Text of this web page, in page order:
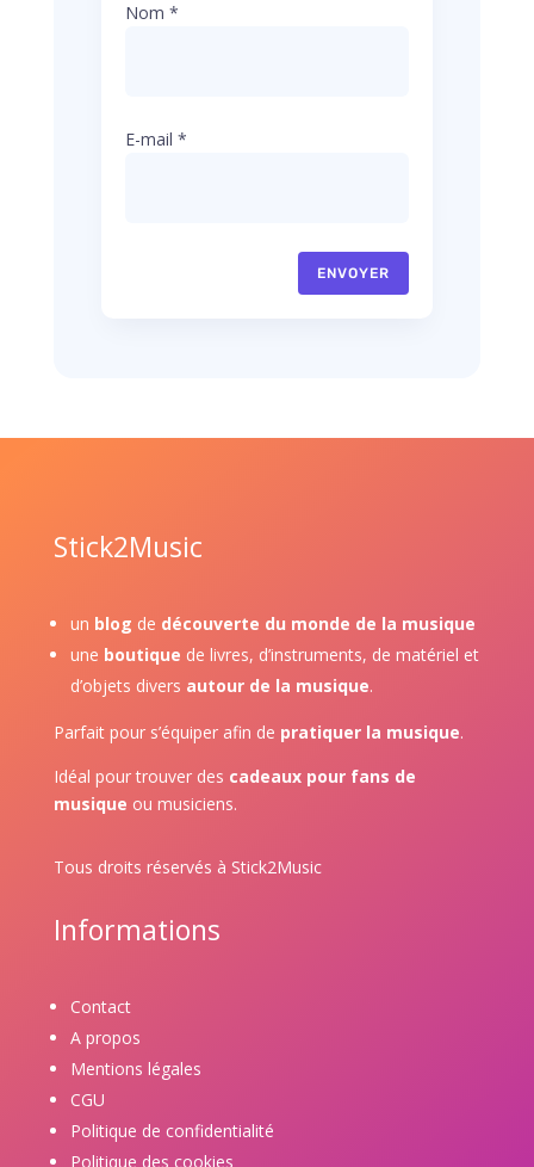
Nom *
E-mail *
ENVOYER
Stick2Music
un blog de découverte du monde de la musique
une boutique de livres, d’instruments, de matériel et
d’objets divers autour de la musique.
Parfait pour s’équiper afin de pratiquer la musique.
Idéal pour trouver des cadeaux pour fans de
musique ou musiciens.
Tous droits réservés à Stick2Music
Informations
Contact
A propos
Mentions légales
CGU
Politique de confidentialité
Politique des cookies